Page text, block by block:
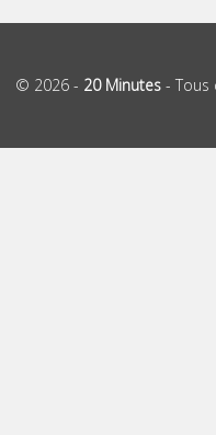
© 2026 - 20 Minutes -